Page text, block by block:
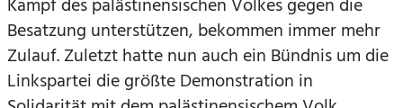
Kampf des palästinensischen Volkes gegen die
Besatzung unterstützen, bekommen immer mehr
Zulauf. Zuletzt hatte nun auch ein Bündnis um die
Linkspartei die größte Demonstration in